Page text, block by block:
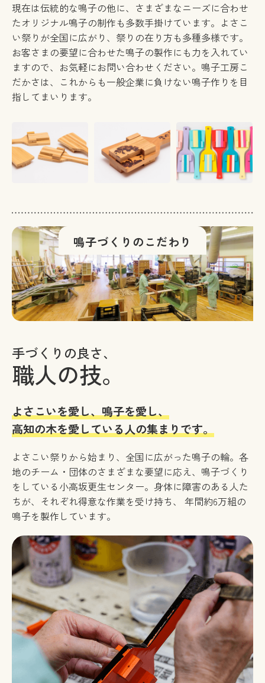
現在は伝統的な鳴子の他に、さまざまなニーズに合わせ
たオリジナル鳴子の制作も多数手掛けています。よさこ
い祭りが全国に広がり、祭りの在り方も多種多様です。
お客さまの要望に合わせた鳴子の製作にも力を入れてい
ますので、お気軽にお問い合わせください。鳴子工房こ
だかさは、これからも一般企業に負けない鳴子作りを目
指してまいります。
鳴子づくりのこだわり
手づくりの良さ、
職人の技。
よさこいを愛し、鳴子を愛し、
高知の木を愛している人の集まりです。
よさこい祭りから始まり、全国に広がった鳴子の輪。各
地のチーム・団体のさまざまな要望に応え、鳴子づくり
をしている小高坂更生センター。身体に障害のある人た
ちが、それぞれ得意な作業を受け持ち、 年間約6万組の
鳴子を製作しています。